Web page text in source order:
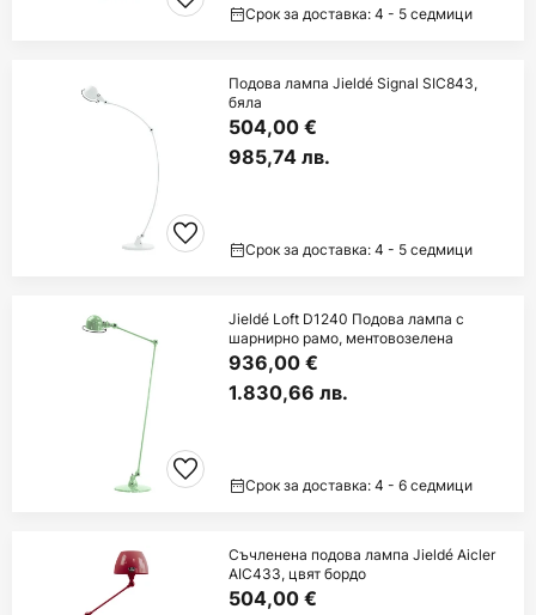
Срок за доставка: 4 - 5 седмици
Подова лампа Jieldé Signal SIC843,
бяла
504,00 €
985,74 лв.
Срок за доставка: 4 - 5 седмици
Jieldé Loft D1240 Подова лампа с
шарнирно рамо, ментовозелена
936,00 €
1.830,66 лв.
Срок за доставка: 4 - 6 седмици
Съчленена подова лампа Jieldé Aicler
AIC433, цвят бордо
504,00 €